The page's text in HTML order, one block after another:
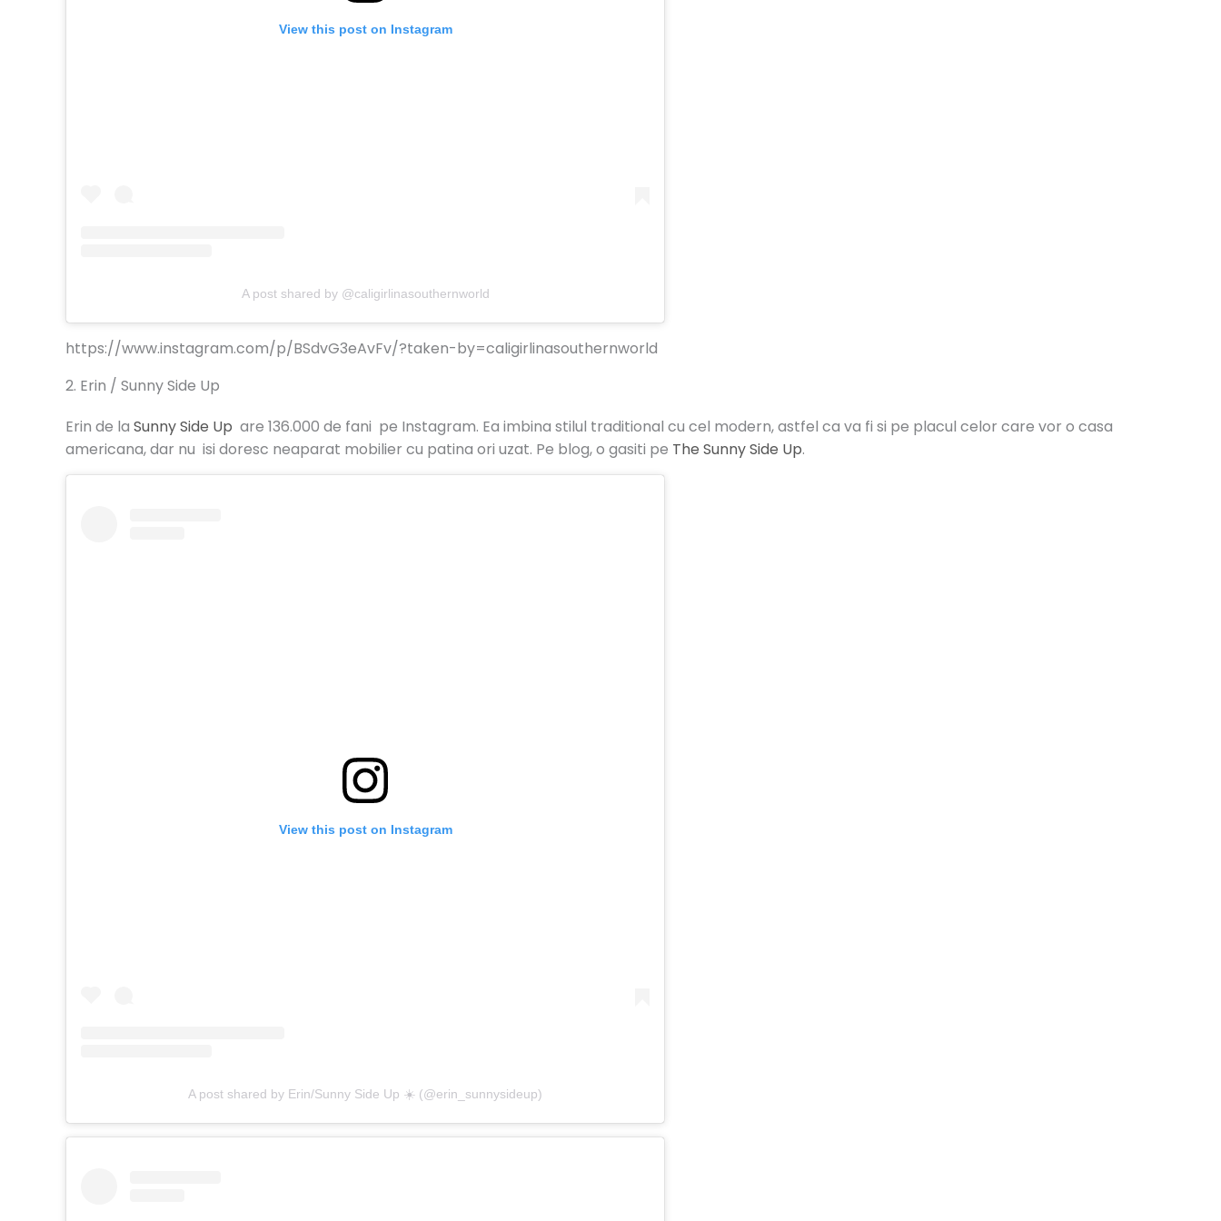
View this post on Instagram
A post shared by @caligirlinasouthernworld
https://www.instagram.com/p/BSdvG3eAvFv/?taken-by=caligirlinasouthernworld
2. Erin / Sunny Side Up
Erin de la Sunny Side Up are 136.000 de fani pe Instagram. Ea imbina stilul traditional cu cel modern, astfel ca va fi si pe placul celor care vor o casa
americana, dar nu isi doresc neaparat mobilier cu patina ori uzat. Pe blog, o gasiti pe The Sunny Side Up.
View this post on Instagram
A post shared by Erin/Sunny Side Up ☀️ (@erin_sunnysideup)